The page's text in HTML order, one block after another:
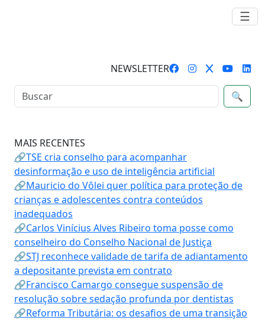
☰
NEWSLETTER
🔍
MAIS RECENTES
🔗TSE cria conselho para acompanhar
desinformação e uso de inteligência artificial
🔗Mauricio do Vôlei quer política para proteção de
crianças e adolescentes contra conteúdos
inadequados
🔗Carlos Vinícius Alves Ribeiro toma posse como
conselheiro do Conselho Nacional de Justiça
🔗STJ reconhece validade de tarifa de adiantamento
a depositante prevista em contrato
🔗Francisco Camargo consegue suspensão de
resolução sobre sedação profunda por dentistas
🔗Reforma Tributária: os desafios de uma transição